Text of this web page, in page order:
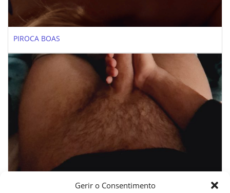
Gerir o Consentimento
PIROCA BOAS